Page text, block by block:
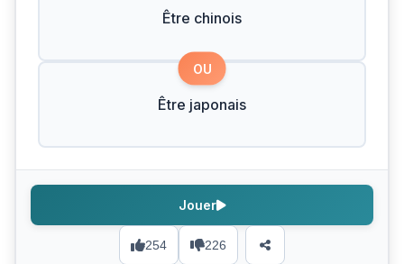
Être chinois
OU
Être japonais
254 226
Jouer